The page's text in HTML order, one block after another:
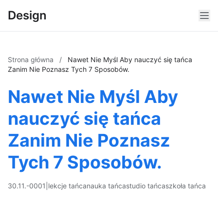
Design
Strona główna /
Nawet Nie Myśl Aby nauczyć się tańca
Zanim Nie Poznasz Tych 7 Sposobów.
Nawet Nie Myśl Aby
nauczyć się tańca
Zanim Nie Poznasz
Tych 7 Sposobów.
30.11.-0001 lekcje tańcanauka tańcastudio tańcaszkoła tańca